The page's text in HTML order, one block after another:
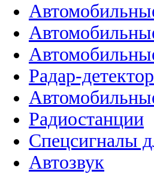
Радар-
Радиостанции
Спецсигналы
Автозвук